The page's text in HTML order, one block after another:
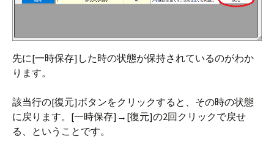
先に[一時保存]した時の状態が保持されているのがわか
ります。
該当行の[復元]ボタンをクリックすると、その時の状態
に戻ります。[一時保存]→[復元]の2回クリックで戻せ
る、ということです。